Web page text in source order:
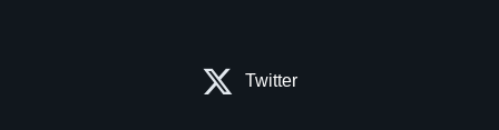
Twitter